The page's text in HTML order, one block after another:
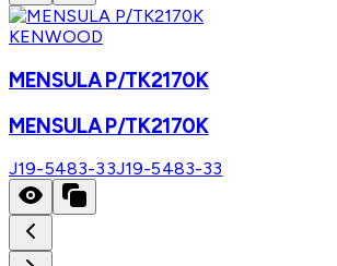
KENWOOD
MENSULA P/TK2170K
MENSULA P/TK2170K
J19-5483-33J19-5483-33